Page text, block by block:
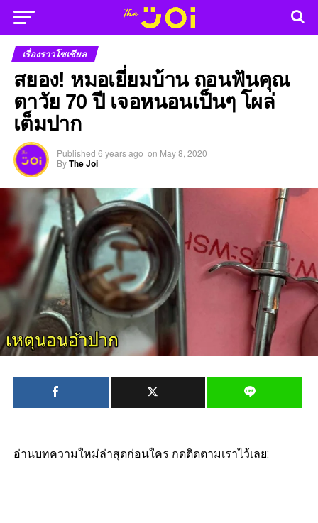
เรื่องราวโซเชียล
สยอง! หมอเยี่ยมบ้าน ถอนฟันคุณ
ตาวัย 70 ปี เจอหนอนเป็นๆ โผล่
เต็มปาก
Published 6 years ago on May 8, 2020
ByThe Joi
อ่านบทความใหม่ล่าสุดก่อนใคร กดติดตามเราไว้เลย: